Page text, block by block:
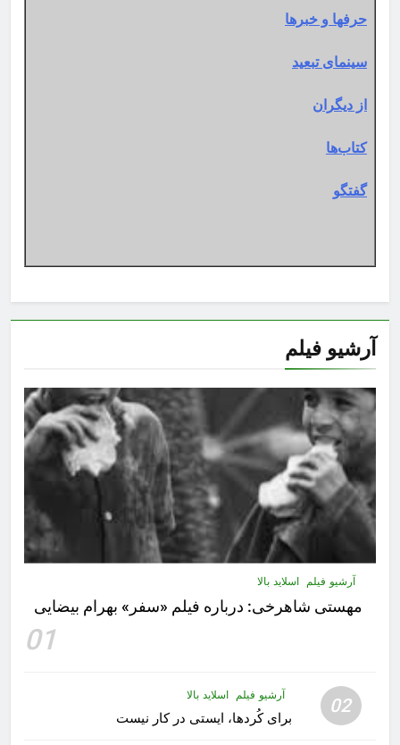
حرفها و خبرها
سینمای تبعید
از دیگران
کتاب‌ها
گفتگو
آرشیو فیلم
آرشیو فیلم اسلاید بالا
مهستى شاهرخى:‌ درباره فيلم «سفر» بهرام بیضایی
01
02 آرشیو فیلم اسلاید بالا
برای کُردها، ایستی در کار نیست